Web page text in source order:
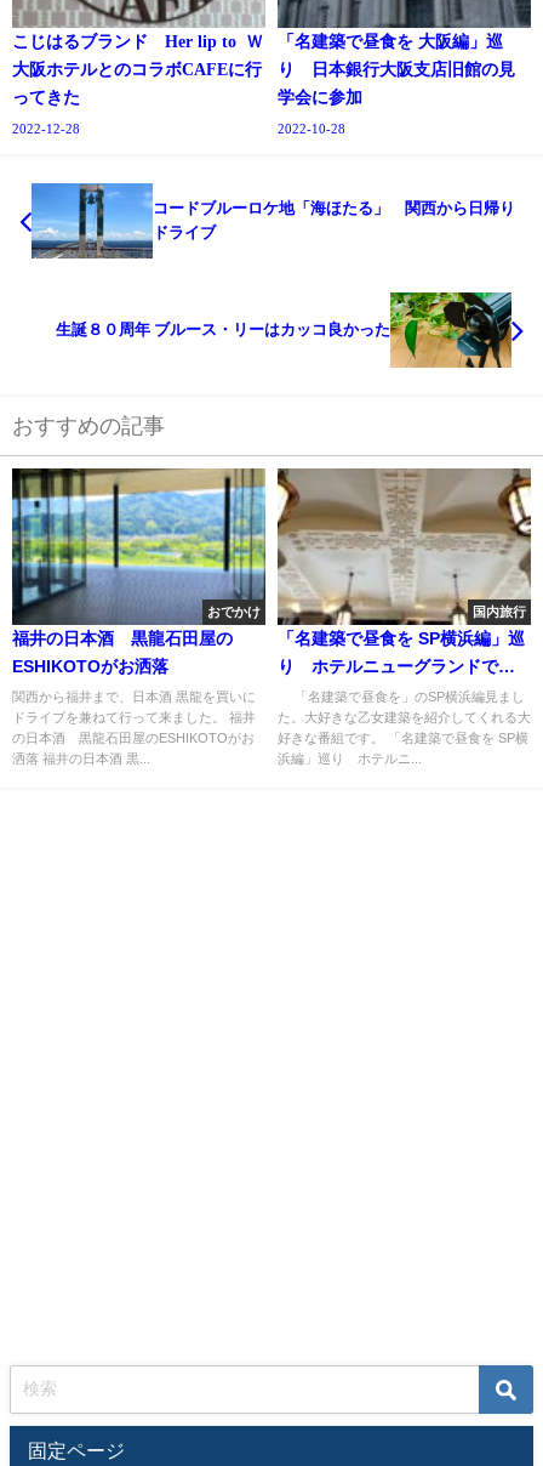
こじはるブランド Her lip to Ｗ
大阪ホテルとのコラボCAFEに行
ってきた
2022-12-28
「名建築で昼食を 大阪編」巡
り 日本銀行大阪支店旧館の見
学会に参加
2022-10-28
コードブルーロケ地「海ほたる」 関西から日帰り
ドライブ
生誕８０周年 ブルース・リーはカッコ良かった
おすすめの記事
おでかけ
福井の日本酒 黒龍石田屋の
ESHIKOTOがお洒落
関西から福井まで、日本酒 黒龍を買いに
ドライブを兼ねて行って来ました。 福井
の日本酒 黒龍石田屋のESHIKOTOがお
洒落 福井の日本酒 黒...
国内旅行
「名建築で昼食を SP横浜編」巡
り ホテルニューグランドでラ
ンチ
「名建築で昼食を」のSP横浜編見まし
た。大好きな乙女建築を紹介してくれる大
好きな番組です。 「名建築で昼食を SP横
浜編」巡り ホテルニ...
固定ページ